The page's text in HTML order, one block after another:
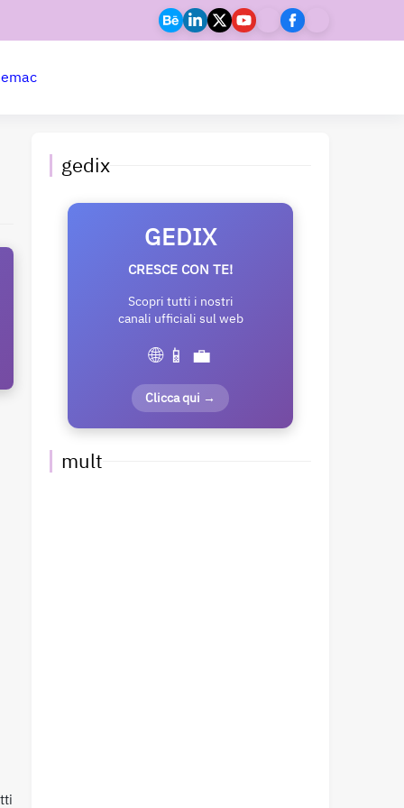
mac
gedix
GEDIX
CRESCE CON TE!
Scopri tutti i nostri
canali ufficiali sul web
🌐 📱 💼
Clicca qui →
mult